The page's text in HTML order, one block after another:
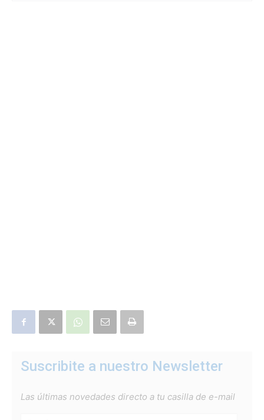
Suscribite a nuestro Newsletter
Las últimas novedades directo a tu casilla de e-mail